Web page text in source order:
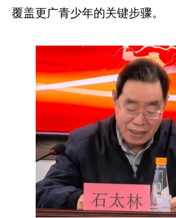
覆盖更广青少年的关键步骤。